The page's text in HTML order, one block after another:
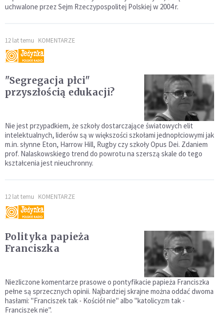
uchwalone przez Sejm Rzeczypospolitej Polskiej w 2004 r.
12 lat temu KOMENTARZE
"Segregacja płci"
przyszłością edukacji?
Nie jest przypadkiem, że szkoły dostarczające światowych elit
intelektualnych, liderów są w większości szkołami jednopłciowymi jak
m.in. słynne Eton, Harrow Hill, Rugby czy szkoły Opus Dei. Zdaniem
prof. Nalaskowskiego trend do powrotu na szerszą skale do tego
kształcenia jest nieuchronny.
12 lat temu KOMENTARZE
Polityka papieża
Franciszka
Niezliczone komentarze prasowe o pontyfikacie papieża Franciszka
pełne są sprzecznych opinii. Najbardziej skrajne można oddać dwoma
hasłami: "Franciszek tak - Kościół nie" albo "katolicyzm tak -
Franciszek nie".